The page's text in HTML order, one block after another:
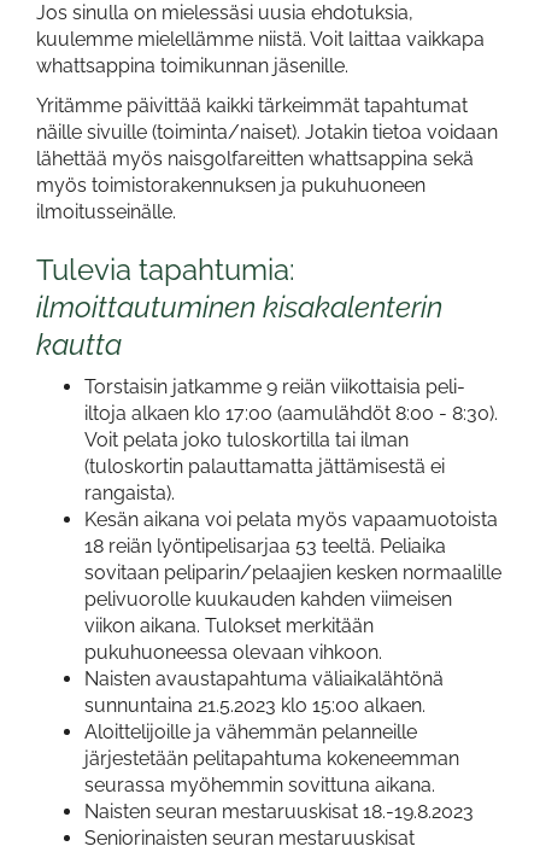
Jos sinulla on mielessäsi uusia ehdotuksia,
kuulemme mielellämme niistä. Voit laittaa vaikkapa
whattsappina toimikunnan jäsenille.
Yritämme päivittää kaikki tärkeimmät tapahtumat
näille sivuille (toiminta/naiset). Jotakin tietoa voidaan
lähettää myös naisgolfareitten whattsappina sekä
myös toimistorakennuksen ja pukuhuoneen
ilmoitusseinälle.
Tulevia tapahtumia:
ilmoittautuminen kisakalenterin
kautta
Torstaisin jatkamme 9 reiän viikottaisia peli-
iltoja alkaen klo 17:00 (aamulähdöt 8:00 - 8:30).
Voit pelata joko tuloskortilla tai ilman
(tuloskortin palauttamatta jättämisestä ei
rangaista).
Kesän aikana voi pelata myös vapaamuotoista
18 reiän lyöntipelisarjaa 53 teeltä. Peliaika
sovitaan peliparin/pelaajien kesken normaalille
pelivuorolle kuukauden kahden viimeisen
viikon aikana. Tulokset merkitään
pukuhuoneessa olevaan vihkoon.
Naisten avaustapahtuma väliaikalähtönä
sunnuntaina 21.5.2023 klo 15:00 alkaen.
Aloittelijoille ja vähemmän pelanneille
järjestetään pelitapahtuma kokeneemman
seurassa myöhemmin sovittuna aikana.
Naisten seuran mestaruuskisat 18.-19.8.2023
Seniorinaisten seuran mestaruuskisat